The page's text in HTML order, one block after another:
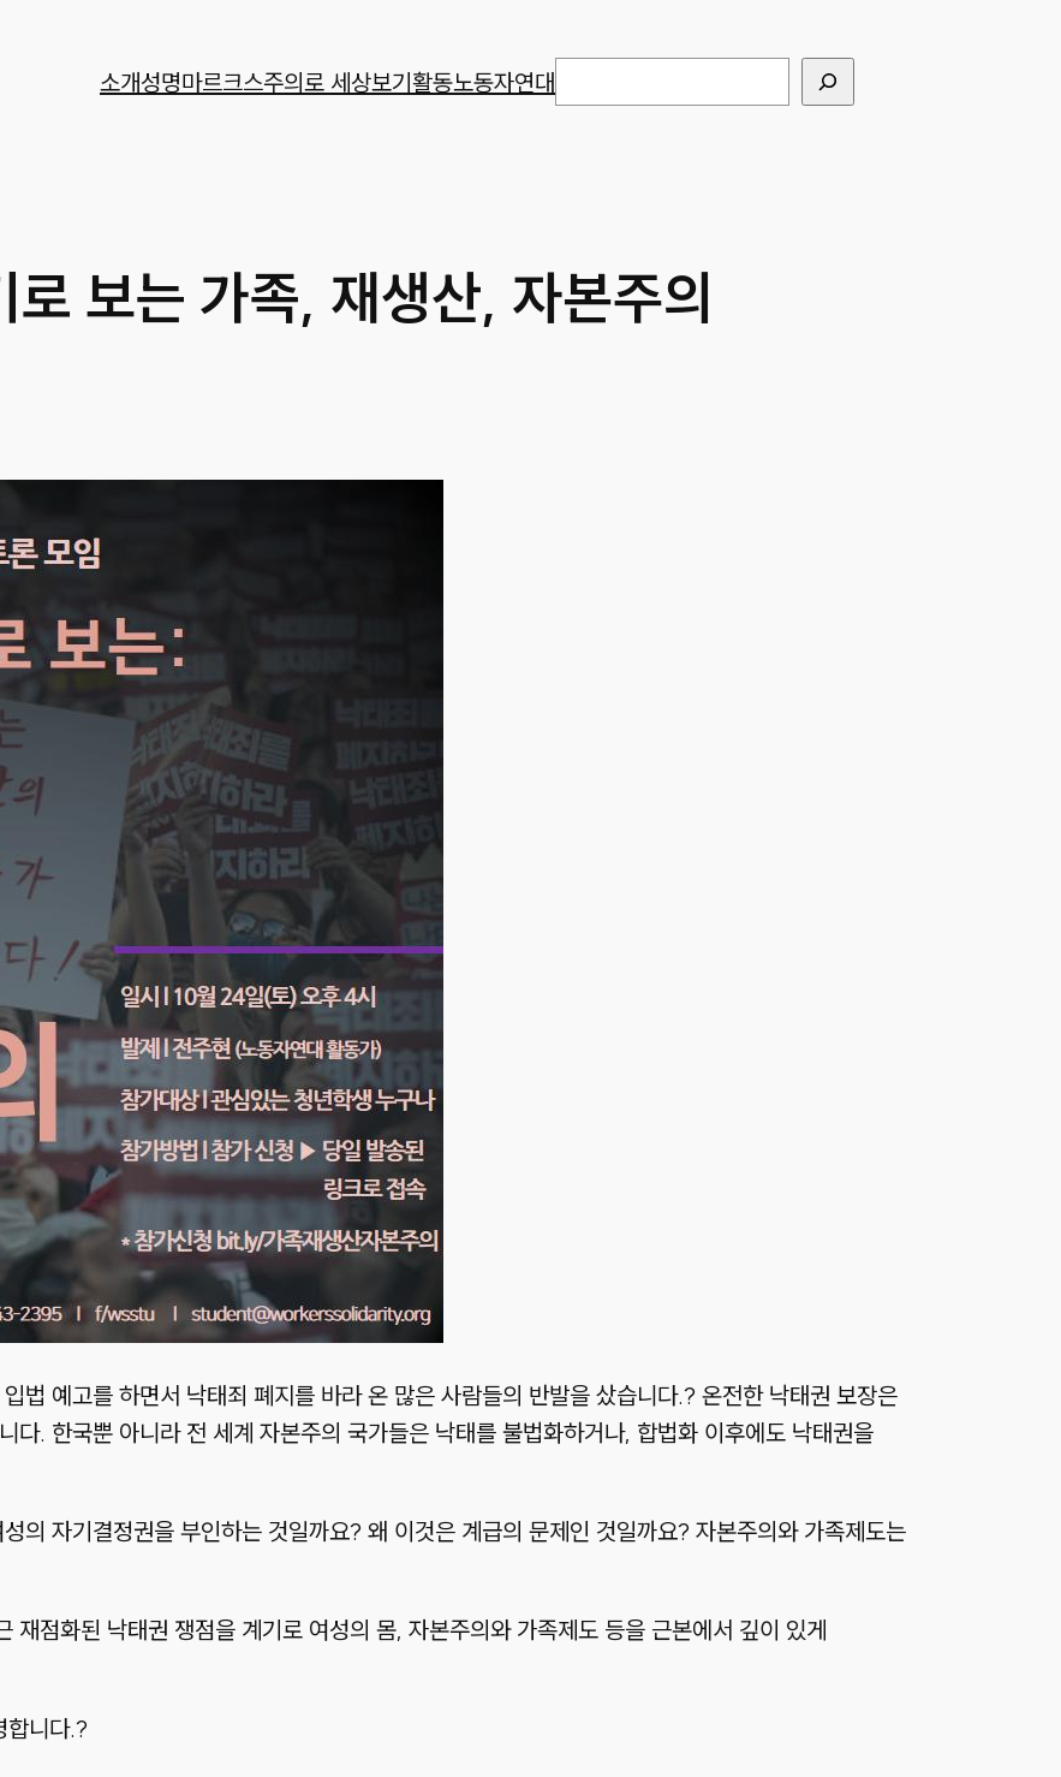
소개성명마르크스주의로 세상보기활동노동자연대
로 보는 가족, 재생산, 자본주의
법 예고를 하면서 낙태죄 폐지를 바라 온 많은 사람들의 반발을 샀습니다.? 온전한 낙태권 보장은
다. 한국뿐 아니라 전 세계 자본주의 국가들은 낙태를 불법화하거나, 합법화 이후에도 낙태권을
의 자기결정권을 부인하는 것일까요? 왜 이것은 계급의 문제인 것일까요? 자본주의와 가족제도는
재점화된 낙태권 쟁점을 계기로 여성의 몸, 자본주의와 가족제도 등을 근본에서 깊이 있게
합니다.?